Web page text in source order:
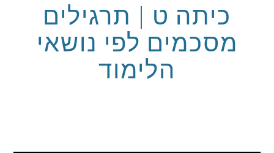
כיתה ט | תרגילים
מסכמים לפי נושאי
הלימוד